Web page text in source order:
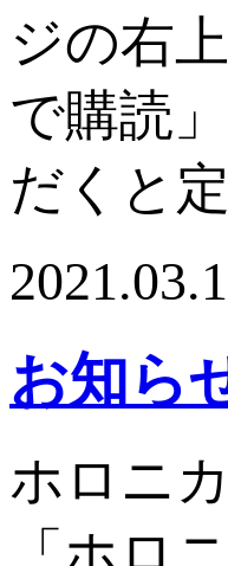
ジの右
で購読
だくと
お知ら
ホロニ